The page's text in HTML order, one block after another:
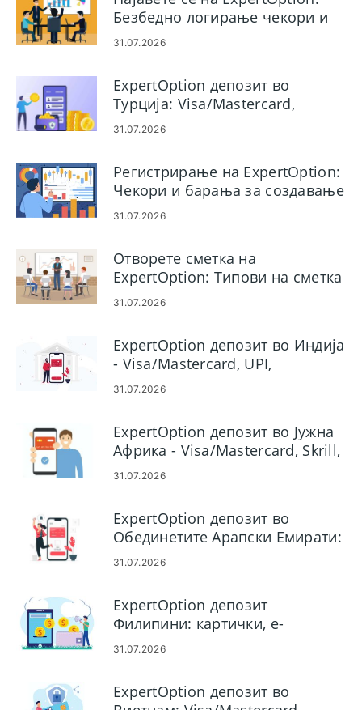
Безбедно логирање чекори и
решавање проблеми
31.07.2026
ExpertOption депозит во
Турција: Visa/Mastercard,
електронски плаќања и
31.07.2026
Регистрирање на ExpertOption:
Чекори и барања за создавање
сметка
31.07.2026
Отворете сметка на
ExpertOption: Типови на сметка
и чекори за поставување
31.07.2026
ExpertOption депозит во Индија
- Visa/Mastercard, UPI,
електронски плаќања и крипто
31.07.2026
ExpertOption депозит во Јужна
Африка - Visa/Mastercard, Skrill,
Neteller, Crypto
31.07.2026
ExpertOption депозит во
Обединетите Арапски Емирати:
Visa/Mastercard, електронски
31.07.2026
ExpertOption депозит
Филипини: картички, е-
паричници и крипто
31.07.2026
ExpertOption депозит во